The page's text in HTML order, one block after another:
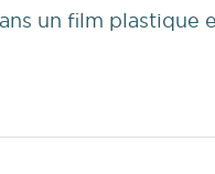
un film